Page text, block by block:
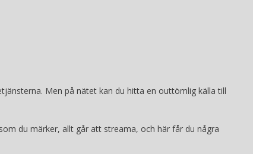
Men på nätet kan du hitta en outtömlig källa till
du märker, allt går att streama, och här får du några